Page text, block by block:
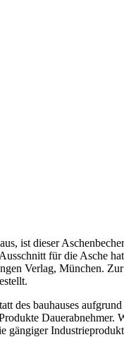
ist dieser
für die Asche
Verlag, München.
des bauhauses